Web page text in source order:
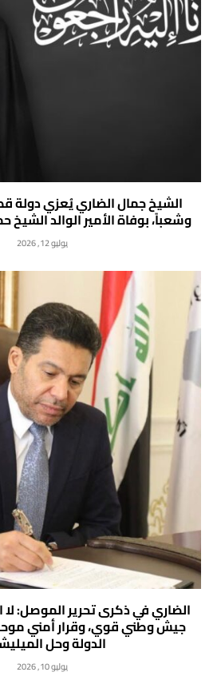
الشيخ جمال الضاري يُعزي دولة
وشعباً، بوفاة الأمير الوالد الشيخ
يوليو 12, 2026
الضاري في ذكرى تحرير الموصل: لا
جيش وطني قوي، وقرار أمني
الدولة وحل
يوليو 10, 2026